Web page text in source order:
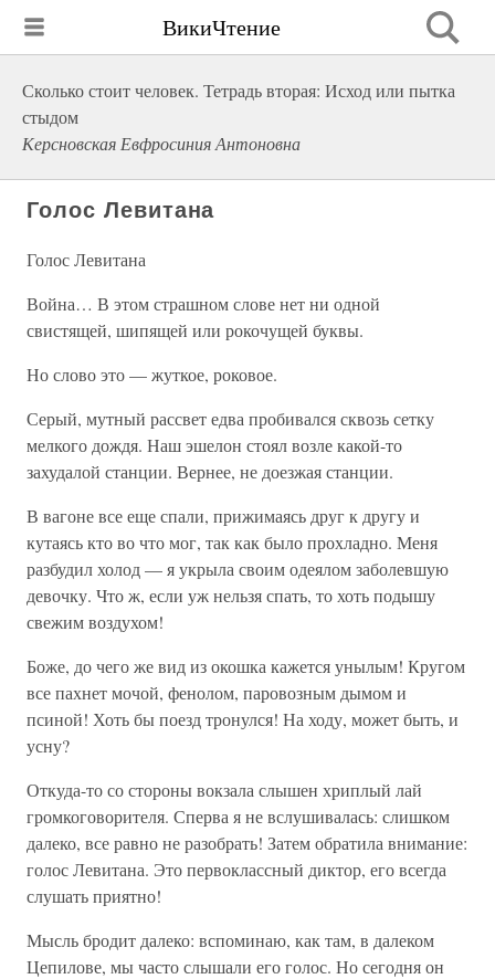
ВикиЧтение
Сколько стоит человек. Тетрадь вторая: Исход или пытка
стыдом
Керсновская Евфросиния Антоновна
Голос Левитана
Голос Левитана
Война… В этом страшном слове нет ни одной
свистящей, шипящей или рокочущей буквы.
Но слово это — жуткое, роковое.
Серый, мутный рассвет едва пробивался сквозь сетку
мелкого дождя. Наш эшелон стоял возле какой-то
захудалой станции. Вернее, не доезжая станции.
В вагоне все еще спали, прижимаясь друг к другу и
кутаясь кто во что мог, так как было прохладно. Меня
разбудил холод — я укрыла своим одеялом заболевшую
девочку. Что ж, если уж нельзя спать, то хоть подышу
свежим воздухом!
Боже, до чего же вид из окошка кажется унылым! Кругом
все пахнет мочой, фенолом, паровозным дымом и
псиной! Хоть бы поезд тронулся! На ходу, может быть, и
усну?
Откуда-то со стороны вокзала слышен хриплый лай
громкоговорителя. Сперва я не вслушивалась: слишком
далеко, все равно не разобрать! Затем обратила внимание:
голос Левитана. Это первоклассный диктор, его всегда
слушать приятно!
Мысль бродит далеко: вспоминаю, как там, в далеком
Цепилове, мы часто слышали его голос. Но сегодня он